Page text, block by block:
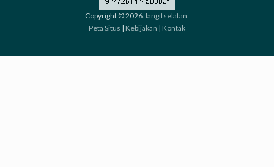
Copyright © 2026. langitselatan.
Peta Situs | Kebijakan | Kontak